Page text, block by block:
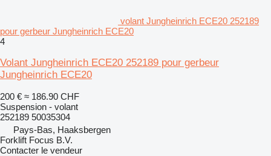
volant Jungheinrich ECE20 252189
pour gerbeur Jungheinrich ECE20
4
Volant Jungheinrich ECE20 252189 pour gerbeur
Jungheinrich ECE20
200 € ≈ 186.90 CHF
Suspension - volant
252189 50035304
Pays-Bas, Haaksbergen
Forklift Focus B.V.
Contacter le vendeur